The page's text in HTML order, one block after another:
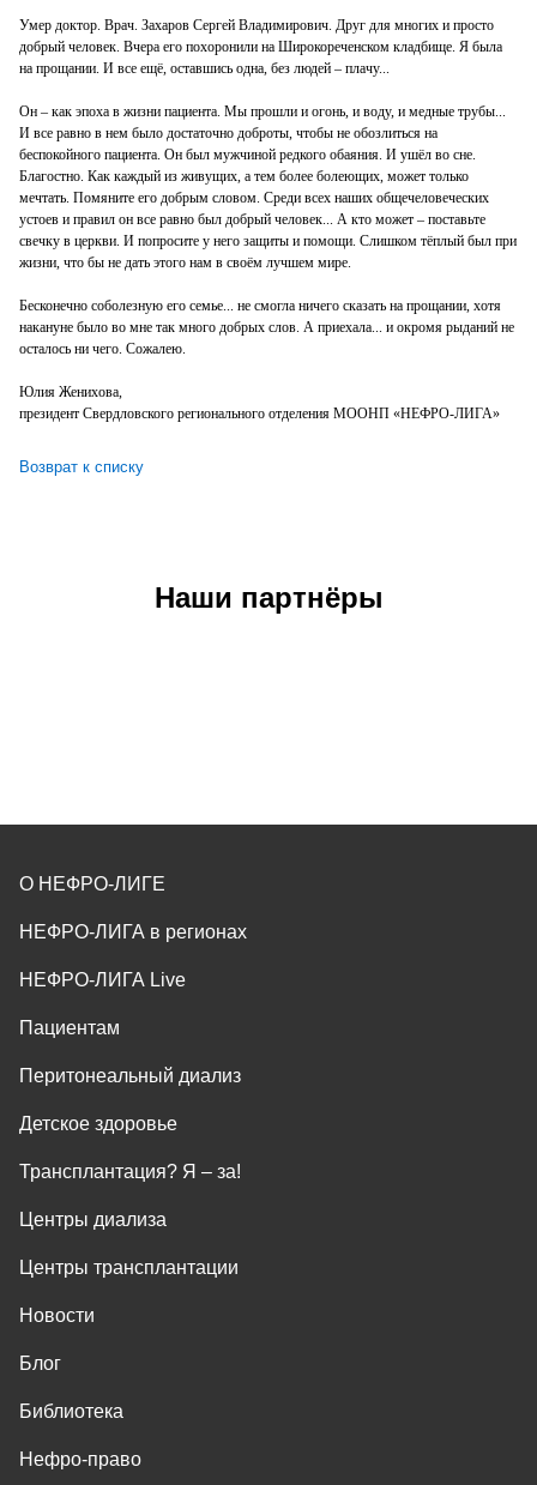
Умер доктор. Врач. Захаров Сергей Владимирович. Друг для многих и просто
добрый человек. Вчера его похоронили на Широкореченском кладбище. Я была
на прощании. И все ещё, оставшись одна, без людей ‒ плачу...
Он ‒ как эпоха в жизни пациента. Мы прошли и огонь, и воду, и медные трубы...
И все равно в нем было достаточно доброты, чтобы не обозлиться на
беспокойного пациента. Он был мужчиной редкого обаяния. И ушёл во сне.
Благостно. Как каждый из живущих, а тем более болеющих, может только
мечтать. Помяните его добрым словом. Среди всех наших общечеловеческих
устоев и правил он все равно был добрый человек... А кто может ‒ поставьте
свечку в церкви. И попросите у него защиты и помощи. Слишком тёплый был при
жизни, что бы не дать этого нам в своём лучшем мире.
Бесконечно соболезную его семье... не смогла ничего сказать на прощании, хотя
накануне было во мне так много добрых слов. А приехала... и окромя рыданий не
осталось ни чего. Сожалею.
Юлия Женихова,
президент Свердловского регионального отделения МООНП «НЕФРО-ЛИГА»
Возврат к списку
Наши партнёры
О НЕФРО-ЛИГЕ
НЕФРО-ЛИГА в регионах
НЕФРО-ЛИГА Live
Пациентам
Перитонеальный диализ
Детское здоровье
Трансплантация? Я ‒ за!
Центры диализа
Центры трансплантации
Новости
Блог
Библиотека
Нефро-право